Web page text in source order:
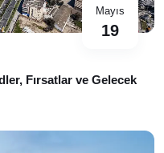
Mayıs
19
Fırsatlar ve Gelecek